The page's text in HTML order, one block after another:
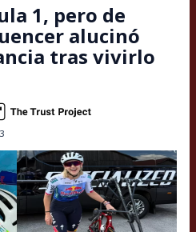
1, pero de
alucinó
tras vivirlo